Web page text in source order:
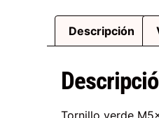
Descripción
Tornillo verde